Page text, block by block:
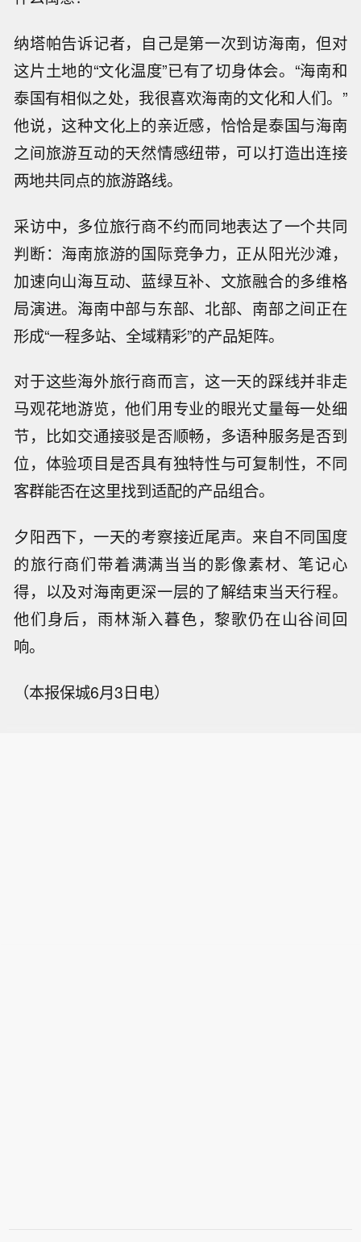
纳塔帕告诉记者，自己是第一次到访海南，但对
这片土地的“文化温度”已有了切身体会。“海南和
泰国有相似之处，我很喜欢海南的文化和人们。”
他说，这种文化上的亲近感，恰恰是泰国与海南
之间旅游互动的天然情感纽带，可以打造出连接
两地共同点的旅游路线。
采访中，多位旅行商不约而同地表达了一个共同
判断：海南旅游的国际竞争力，正从阳光沙滩，
加速向山海互动、蓝绿互补、文旅融合的多维格
局演进。海南中部与东部、北部、南部之间正在
形成“一程多站、全域精彩”的产品矩阵。
对于这些海外旅行商而言，这一天的踩线并非走
马观花地游览，他们用专业的眼光丈量每一处细
节，比如交通接驳是否顺畅，多语种服务是否到
位，体验项目是否具有独特性与可复制性，不同
客群能否在这里找到适配的产品组合。
夕阳西下，一天的考察接近尾声。来自不同国度
的旅行商们带着满满当当的影像素材、笔记心
得，以及对海南更深一层的了解结束当天行程。
他们身后，雨林渐入暮色，黎歌仍在山谷间回
响。
（本报保城6月3日电）